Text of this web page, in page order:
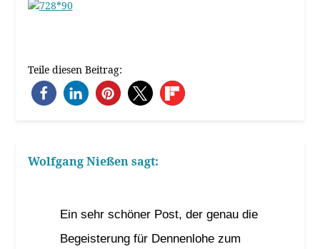
Teile diesen Beitrag:
Wolfgang Nießen sagt:
Ein sehr schöner Post, der genau die
Begeisterung für Dennenlohe zum